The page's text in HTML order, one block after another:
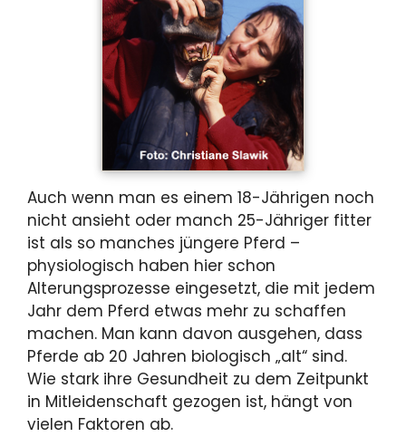
Auch wenn man es einem 18-Jährigen noch
nicht ansieht oder manch 25-Jähriger fitter
ist als so manches jüngere Pferd –
physiologisch haben hier schon
Alterungsprozesse eingesetzt, die mit jedem
Jahr dem Pferd etwas mehr zu schaffen
machen. Man kann davon ausgehen, dass
Pferde ab 20 Jahren biologisch „alt“ sind.
Wie stark ihre Gesundheit zu dem Zeitpunkt
in Mitleidenschaft gezogen ist, hängt von
vielen Faktoren ab.